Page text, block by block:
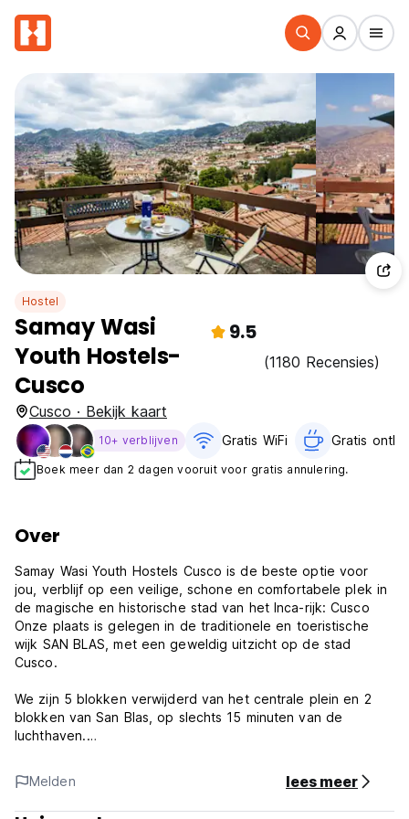
Hostel
Samay Wasi
Youth Hostels-
Cusco
9.5
(1180 Recensies)
Cusco · Bekijk kaart
10+ verblijven Gratis WiFi Gratis
Boek meer dan 2 dagen vooruit voor gratis annulering.
Over
Samay Wasi Youth Hostels Cusco is de beste optie voor
jou, verblijf op een veilige, schone en comfortabele plek in
de magische en historische stad van het Inca-rijk: Cusco
Onze plaats is gelegen in de traditionele en toeristische
wijk SAN BLAS, met een geweldig uitzicht op de stad
Cusco.
We zijn 5 blokken verwijderd van het centrale plein en 2
blokken van San Blas, op slechts 15 minuten van de
luchthaven.
Wij bieden comfortabele en gezellige eenpersoons-,
tweepersoons- en gedeelde kamers met eigen badkamer.
Verwarming in al onze kamers...
Melden lees meer